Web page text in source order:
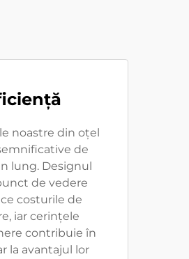
noastre din oțel
de
lung. Designul
de vedere
costurile de
iar cerințele
contribuie în
la avantajul lor